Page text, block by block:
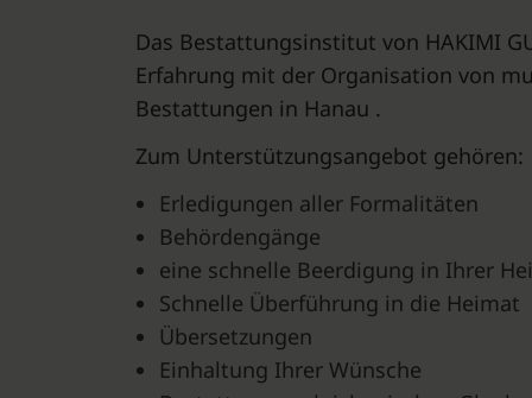
Das Bestattungsinstitut von HAKIMI
Erfahrung mit der Organisation von
Bestattungen in Hanau .
Zum Unterstützungsangebot gehören:
Erledigungen aller Formalitäten
Behördengänge
eine schnelle Beerdigung in Ihrer
Schnelle Überführung in die Heimat
Übersetzungen
Einhaltung Ihrer Wünsche